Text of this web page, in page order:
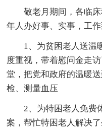
敬老月期间，各临
年人办好事、实事，工作
1、为贫困老人送温
度重视，带着慰问金走
堂，把党和政府的温暖
检、测量血压
2、为特困老人免费
案，帮忙特困老人解决了